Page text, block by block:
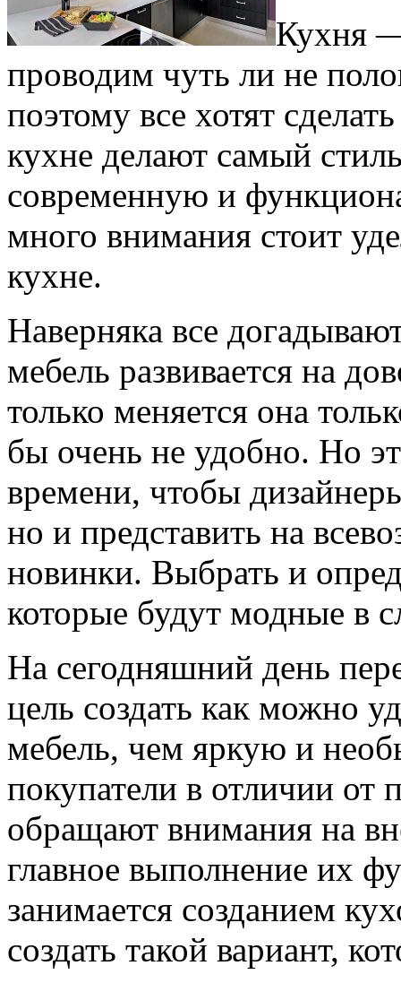
Кухня
проводим чуть ли не
поэтому все хотят
кухне делают самый
современную и
много внимания стоит
кухне.
Наверняка все
мебель развивается на
только меняется она
бы очень не удобно. Но
времени, чтобы
но и представить на
новинки. Выбрать и
которые будут модные в
На сегодняшний день
цель создать как можно
мебель, чем яркую и
покупатели в отличии от
обращают внимания на
главное выполнение их
занимается созданием
создать такой вариант,